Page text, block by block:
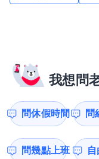
我想問
問休假時間 問
問幾點上班